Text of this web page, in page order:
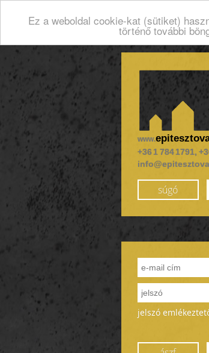
Ez a weboldal cookie-kat (sütiket)
történő további
www.
+36 1 784 1791,
súgó
jelszó